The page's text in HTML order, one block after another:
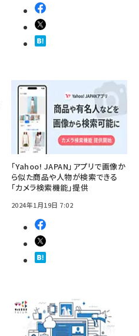
「Yahoo! JAPAN」アプリで画像か
ら似た商品や人物が検索できる
「カメラ検索機能」提供
2024年1月19日 7:02